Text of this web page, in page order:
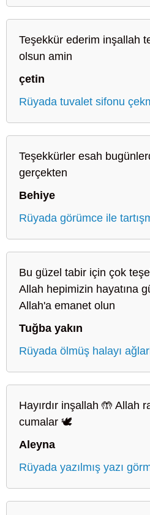
Teşekkür ederim inşallah
olsun amin
çetin
Rüyada tuvalet sifonu
Teşekkürler esah
gerçekten
Behiye
Rüyada görümce ile
Bu güzel tabir için çok
Allah hepimizin hayatına
Allah'a emanet olun
Tuğba yakın
Rüyada ölmüş halayı
Hayırdır inşallah 🤲 Allah
cumalar 🕊️
Aleyna
Rüyada yazılmış yazı